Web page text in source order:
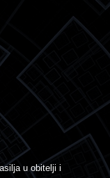
u obitelji i